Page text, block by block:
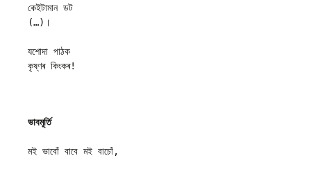
কেইটামান ডট
(…)।
যশোদা পাঠক
ভাবমূৰ্তি
মই ভাবোঁ বাবে মই বাচোঁ,